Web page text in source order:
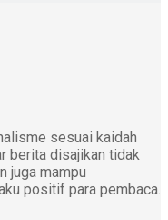
sesuai kaidah
berita disajikan tidak
juga mampu
positif para pembaca.